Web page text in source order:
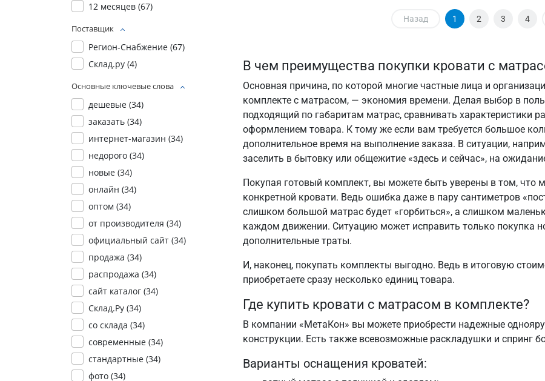
12 месяцев (67)
Поставщик
Регион-Снабжение (67)
Склад.ру (4)
Основные ключевые слова
дешевые (34)
заказать (34)
интернет-магазин (34)
недорого (34)
новые (34)
онлайн (34)
оптом (34)
от производителя (34)
официальный сайт (34)
продажа (34)
распродажа (34)
сайт каталог (34)
Склад.Ру (34)
со склада (34)
современные (34)
стандартные (34)
фото (34)
Назад 1 2 3 4
В чем преимущества покупки кровати с
Основная причина, по которой многие частные лица и
комплекте с матрасом, — экономия времени. Делая выбор в
подходящий по габаритам матрас, сравнивать характеристики
оформлением товара. К тому же если вам требуется большое
дополнительное время на выполнение заказа. В ситуации,
заселить в бытовку или общежитие «здесь и сейчас», на
Покупая готовый комплект, вы можете быть уверены в том, что
конкретной кровати. Ведь ошибка даже в пару сантиметров
слишком большой матрас будет «горбиться», а слишком
каждом движении. Ситуацию может исправить только покупка
дополнительные траты.
И, наконец, покупать комплекты выгодно. Ведь в итоговую
приобретаете сразу несколько единиц товара.
Где купить кровати с матрасом в комплекте?
В компании «МетаКон» вы можете приобрести надежные
конструкции. Есть также всевозможные раскладушки и спринг
Варианты оснащения кроватей: